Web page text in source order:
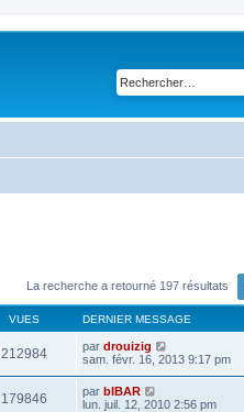
La recherche a retourné 197 résultats
VUES DERNIER MESSAGE
212984 par drouizig
sam. févr. 16, 2013 9:17 pm
179846 par bIBAR
lun. juil. 12, 2010 2:56 pm